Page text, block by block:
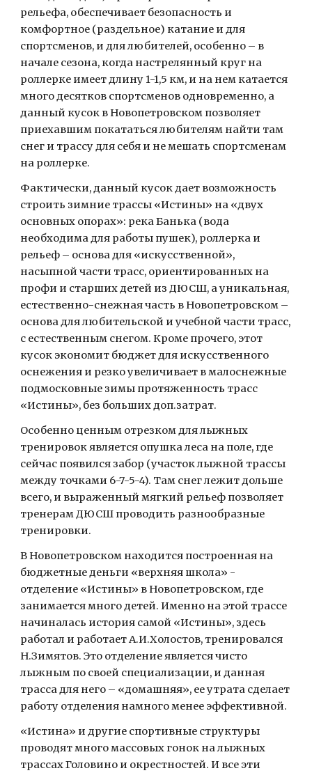
рельефа, обеспечивает безопасность и
комфортное (раздельное) катание и для
спортсменов, и для любителей, особенно – в
начале сезона, когда настрелянный круг на
роллерке имеет длину 1-1,5 км, и на нем катается
много десятков спортсменов одновременно, а
данный кусок в Новопетровском позволяет
приехавшим покататься любителям найти там
снег и трассу для себя и не мешать спортсменам
на роллерке.
Фактически, данный кусок дает возможность
строить зимние трассы «Истины» на «двух
основных опорах»: река Банька (вода
необходима для работы пушек), роллерка и
рельеф – основа для «искусственной»,
насыпной части трасс, ориентированных на
профи и старших детей из ДЮСШ, а уникальная,
естественно-снежная часть в Новопетровском –
основа для любительской и учебной части трасс,
с естественным снегом. Кроме прочего, этот
кусок экономит бюджет для искусственного
оснежения и резко увеличивает в малоснежные
подмосковные зимы протяженность трасс
«Истины», без больших доп.затрат.
Особенно ценным отрезком для лыжных
тренировок является опушка леса на поле, где
сейчас появился забор (участок лыжной трассы
между точками 6-7-5-4). Там снег лежит дольше
всего, и выраженный мягкий рельеф позволяет
тренерам ДЮСШ проводить разнообразные
тренировки.
В Новопетровском находится построенная на
бюджетные деньги «верхняя школа» -
отделение «Истины» в Новопетровском, где
занимается много детей. Именно на этой трассе
начиналась история самой «Истины», здесь
работал и работает А.И.Холостов, тренировался
Н.Зимятов. Это отделение является чисто
лыжным по своей специализации, и данная
трасса для него – «домашняя», ее утрата сделает
работу отделения намного менее эффективной.
«Истина» и другие спортивные структуры
проводят много массовых гонок на лыжных
трассах Головино и окрестностей. И все эти